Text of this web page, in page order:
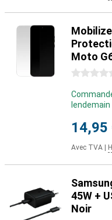
Moto
0 étoiles
lendemain
14,95
Avec TVA
45W +
Noir